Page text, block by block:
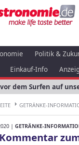
Politik &
Einkauf-Info
dem Surfen auf
GETRÄNKE-
| GETRÄNKE-